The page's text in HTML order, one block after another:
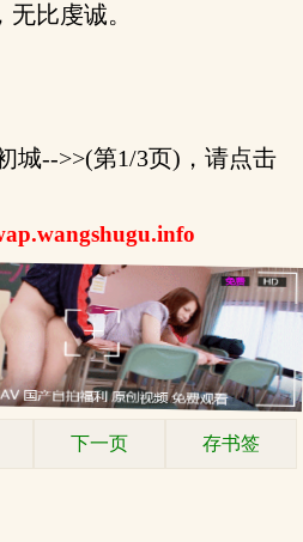
比虔诚。
城-->>(第1/3页)，请点击
下一页 存书签